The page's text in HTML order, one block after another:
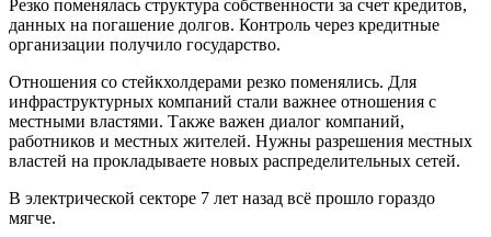
Резко поменялась структура собственности за счет кредитов,
данных на погашение долгов. Контроль через кредитные
организации получило государство.
Отношения со стейкхолдерами резко поменялись. Для
инфраструктурных компаний стали важнее отношения с
местными властями. Также важен диалог компаний,
работников и местных жителей. Нужны разрешения местных
властей на прокладываете новых распределительных сетей.
В электрической секторе 7 лет назад всё прошло гораздо
мягче.